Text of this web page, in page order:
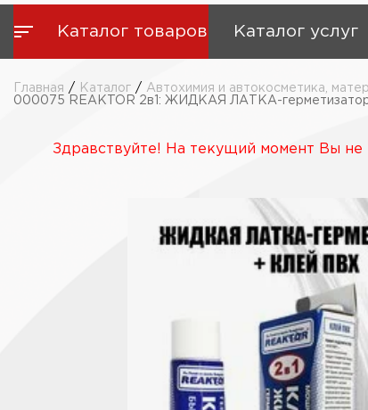
Каталог товаров Каталог услуг
Главная / Каталог / Автохимия и автокосметика,
000075 REAKTOR 2в1: ЖИДКАЯ ЛАТКА-
Здравствуйте! На текущий момент Вы не